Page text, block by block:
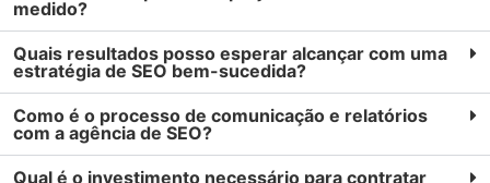
medido?
Quais resultados posso esperar alcançar com uma
estratégia de SEO bem-sucedida?
Como é o processo de comunicação e relatórios
com a agência de SEO?
Qual é o investimento necessário para contratar